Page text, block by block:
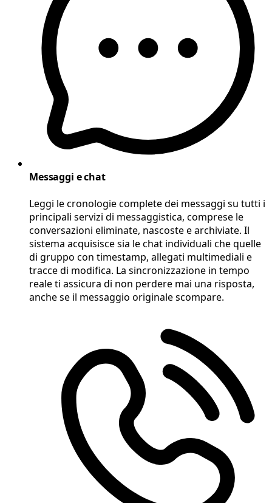
Messaggi e chat
Leggi le cronologie complete dei messaggi su tutti i
principali servizi di messaggistica, comprese le
conversazioni eliminate, nascoste e archiviate. Il
sistema acquisisce sia le chat individuali che quelle
di gruppo con timestamp, allegati multimediali e
tracce di modifica. La sincronizzazione in tempo
reale ti assicura di non perdere mai una risposta,
anche se il messaggio originale scompare.